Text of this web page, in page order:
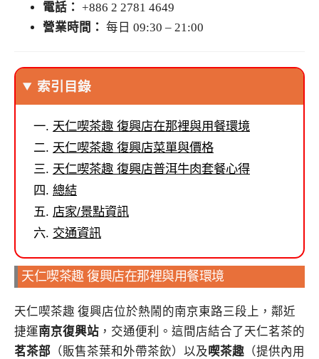
電話： +886 2 2781 4649
營業時間： 每日 09:30 – 21:00
索引目錄
天仁喫茶趣 復興店在那裡與用餐環境
天仁喫茶趣 復興店菜單與價格
天仁喫茶趣 復興店普洱牛肉套餐心得
總結
店家/景點資訊
交通資訊
天仁喫茶趣 復興店在那裡與用餐環境
天仁喫茶趣 復興店位於熱鬧的南京東路三段上，鄰近
捷運南京復興站 ，交通便利。這間店結合了天仁茗茶的
茗茶部 （販售茶葉和外帶茶飲）以及 喫茶趣 （提供內用